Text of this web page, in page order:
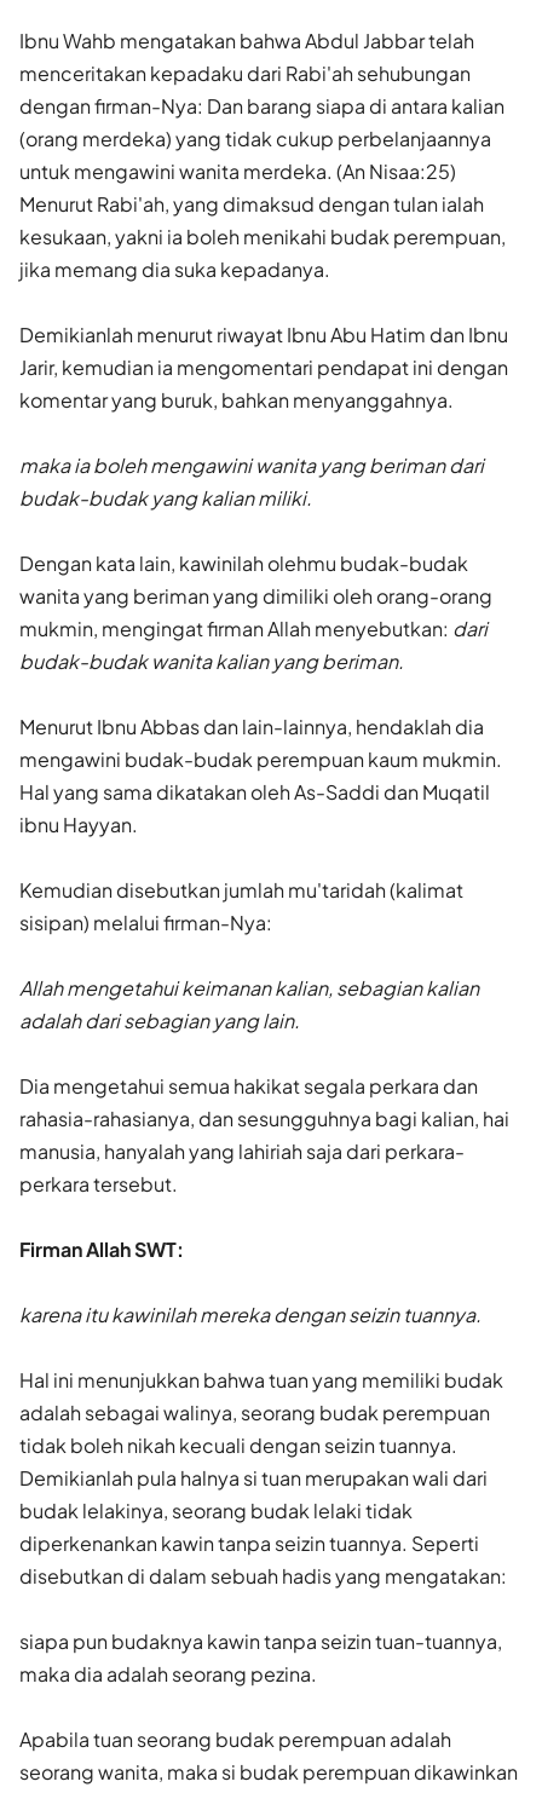
Ibnu Wahb mengatakan bahwa Abdul Jabbar telah
menceritakan kepadaku dari Rabi'ah sehubungan
dengan firman-Nya: Dan barang siapa di antara kalian
(orang merdeka) yang tidak cukup perbelanjaannya
untuk mengawini wanita merdeka. (An Nisaa:25)
Menurut Rabi'ah, yang dimaksud dengan tulan ialah
kesukaan, yakni ia boleh menikahi budak perempuan,
jika memang dia suka kepadanya.
Demikianlah menurut riwayat Ibnu Abu Hatim dan Ibnu
Jarir, kemudian ia mengomentari pendapat ini dengan
komentar yang buruk, bahkan menyanggahnya.
maka ia boleh mengawini wanita yang beriman dari
budak-budak yang kalian miliki.
Dengan kata lain, kawinilah olehmu budak-budak
wanita yang beriman yang dimiliki oleh orang-orang
mukmin, mengingat firman Allah menyebutkan: dari
budak-budak wanita kalian yang beriman.
Menurut Ibnu Abbas dan lain-lainnya, hendaklah dia
mengawini budak-budak perempuan kaum mukmin.
Hal yang sama dikatakan oleh As-Saddi dan Muqatil
ibnu Hayyan.
Kemudian disebutkan jumlah mu'taridah (kalimat
sisipan) melalui firman-Nya:
Allah mengetahui keimanan kalian, sebagian kalian
adalah dari sebagian yang lain.
Dia mengetahui semua hakikat segala perkara dan
rahasia-rahasianya, dan sesungguhnya bagi kalian, hai
manusia, hanyalah yang lahiriah saja dari perkara-
perkara tersebut.
Firman Allah SWT:
karena itu kawinilah mereka dengan seizin tuannya.
Hal ini menunjukkan bahwa tuan yang memiliki budak
adalah sebagai walinya, seorang budak perempuan
tidak boleh nikah kecuali dengan seizin tuannya.
Demikianlah pula halnya si tuan merupakan wali dari
budak lelakinya, seorang budak lelaki tidak
diperkenankan kawin tanpa seizin tuannya. Seperti
disebutkan di dalam sebuah hadis yang mengatakan:
siapa pun budaknya kawin tanpa seizin tuan-tuannya,
maka dia adalah seorang pezina.
Apabila tuan seorang budak perempuan adalah
seorang wanita, maka si budak perempuan dikawinkan